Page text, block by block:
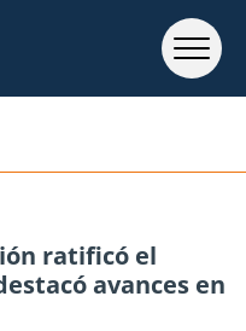
ratificó el
avances en